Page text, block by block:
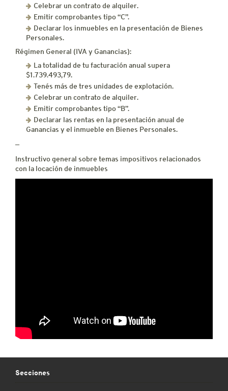
Celebrar un contrato de alquiler.
Emitir comprobantes tipo “C”.
Declarar los inmuebles en la presentación de Bienes
Personales.
Régimen General (IVA y Ganancias):
La totalidad de tu facturación anual supera
$1.739.493,79.
Tenés más de tres unidades de explotación.
Celebrar un contrato de alquiler.
Emitir comprobantes tipo “B”.
Declarar las rentas en la presentación anual de
Ganancias y el inmueble en Bienes Personales.
—
Instructivo general sobre temas impositivos relacionados
con la locación de inmuebles
Secciones